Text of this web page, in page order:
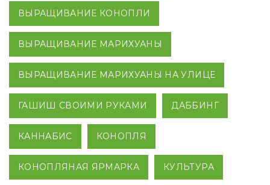
ВЫРАЩИВАНИЕ КОНОПЛИ
ВЫРАЩИВАНИЕ МАРИХУАНЫ
ВЫРАЩИВАНИЕ МАРИХУАНЫ НА УЛИЦЕ
ГАШИШ СВОИМИ РУКАМИ ДАББИНГ
КАННАБИС КОНОПЛЯ
КОНОПЛЯНАЯ ЯРМАРКА КУЛЬТУРА